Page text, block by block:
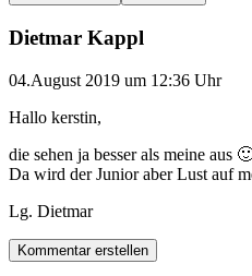
Dietmar Kappl
04.August 2019 um 12:36 Uhr
Hallo kerstin,
die sehen ja besser als meine aus
Da wird der Junior aber Lust auf
Lg. Dietmar
Kommentar erstellen